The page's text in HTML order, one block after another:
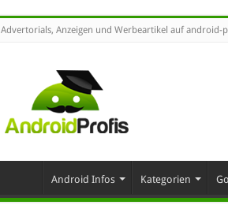
Advertorials, Anzeigen und Werbeartikel auf android-
Android Infos Kategorien